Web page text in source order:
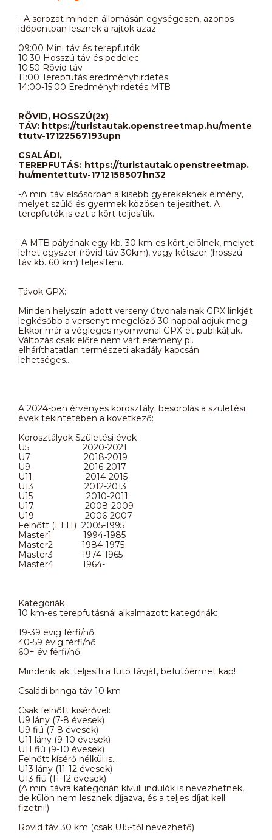
- A sorozat minden állomásán egységesen, azonos
időpontban lesznek a rajtok azaz:
09:00 Mini táv és terepfutók
10:30 Hosszú táv és pedelec
10:50 Rövid táv
11:00 Terepfutás eredményhirdetés
14:00-15:00 Eredményhirdetés MTB
RÖVID, HOSSZÚ(2x)
TÁV: https://turistautak.openstreetmap.hu/mente
ttutv-17122567193upn
CSALÁDI,
TEREPFUTÁS: https://turistautak.openstreetmap.
hu/mentettutv-1712158507hn32
-A mini táv elsősorban a kisebb gyerekeknek élmény,
melyet szülő és gyermek közösen teljesíthet. A
terepfutók is ezt a kört teljesítik.
-A MTB pályának egy kb. 30 km-es kört jelölnek, melyet
lehet egyszer (rövid táv 30km), vagy kétszer (hosszú
táv kb. 60 km) teljesíteni.
Távok GPX:
Minden helyszín adott verseny útvonalainak GPX linkjét
legkésőbb a versenyt megelőző 30 nappal adjuk meg.
Ekkor már a végleges nyomvonal GPX-ét publikáljuk.
Változás csak előre nem várt esemény pl.
elháríthatatlan természeti akadály kapcsán
lehetséges…
A 2024-ben érvényes korosztályi besorolás a születési
évek tekintetében a következő:
Korosztályok Születési évek
U5 2020-2021
U7 2018-2019
U9 2016-2017
U11 2014-2015
U13 2012-2013
U15 2010-2011
U17 2008-2009
U19 2006-2007
Felnőtt (ELIT) 2005-1995
Master1 1994-1985
Master2 1984-1975
Master3 1974-1965
Master4 1964-
Kategóriák
10 km-es terepfutásnál alkalmazott kategóriák:
19-39 évig férfi/nő
40-59 évig férfi/nő
60+ év férfi/nő
Mindenki aki teljesíti a futó távját, befutóérmet kap!
Családi bringa táv 10 km
Csak felnőtt kisérővel:
U9 lány (7-8 évesek)
U9 fiú (7-8 évesek)
U11 lány (9-10 évesek)
U11 fiú (9-10 évesek)
Felnőtt kísérő nélkül is...
U13 lány (11-12 évesek)
U13 fiú (11-12 évesek)
(A mini távra kategórián kívüli indulók is nevezhetnek,
de külön nem lesznek díjazva, és a teljes díjat kell
fizetni!)
Rövid táv 30 km (csak U15-től nevezhető)